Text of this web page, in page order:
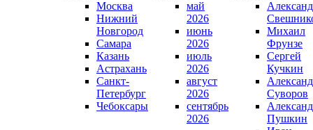
Москва
Нижний
Новгород
Самара
Казань
Астрахань
Санкт-
Петербург
Чебоксары
май
2026
июнь
2026
июль
2026
август
2026
сентябрь
2026
Михаил
Фрунзе
Сергей
Кучкин
Суворов
Пушкин